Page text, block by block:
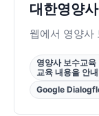
대한영양
웹에서 영양사
영양사 보수교
교육 내용을 안
Google